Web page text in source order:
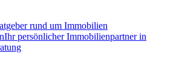
rund um Immobilien
Ihr persönlicher Immobilienpartner in